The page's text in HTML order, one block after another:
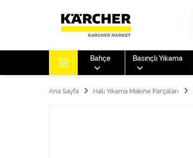
Bahçe Basınçlı Yıkama
Ana Sayfa Halı Yıkama Makine Parçaları